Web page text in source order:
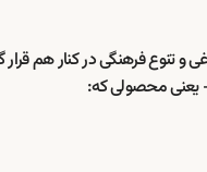
تنوع فرهنگی در کنار هم قرار
محصولی که: